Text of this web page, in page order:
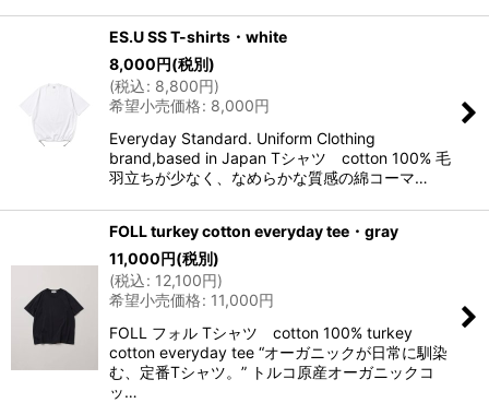
ES.U SS T-shirts・white
8,000円(税別)
(税込: 8,800円)
希望小売価格: 8,000円
Everyday Standard. Uniform Clothing
brand,based in Japan Tシャツ cotton 100% 毛
羽立ちが少なく、なめらかな質感の綿コーマ…
FOLL turkey cotton everyday tee・gray
11,000円(税別)
(税込: 12,100円)
希望小売価格: 11,000円
FOLL フォル Tシャツ cotton 100% turkey
cotton everyday tee “オーガニックが日常に馴染
む、定番Tシャツ。” トルコ原産オーガニックコ
ッ…